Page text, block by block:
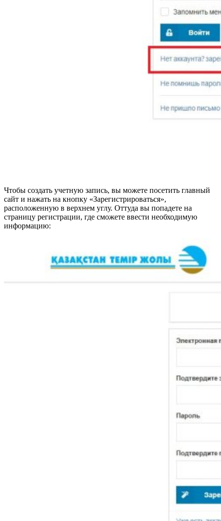
Чтобы создать учетную запись, вы можете посетить главный
сайт и нажать на кнопку «Зарегистрироваться»,
расположенную в верхнем углу. Оттуда вы попадете на
страницу регистрации, где сможете ввести необходимую
информацию: